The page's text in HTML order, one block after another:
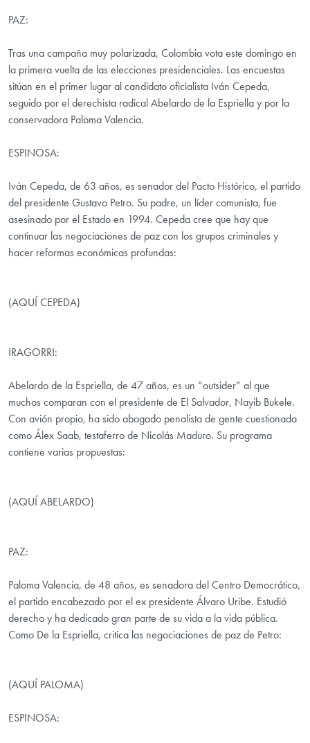
PAZ:
Tras una campaña muy polarizada, Colombia vota este domingo en
la primera vuelta de las elecciones presidenciales. Las encuestas
sitúan en el primer lugar al candidato oficialista Iván Cepeda,
seguido por el derechista radical Abelardo de la Espriella y por la
conservadora Paloma Valencia.
ESPINOSA:
Iván Cepeda, de 63 años, es senador del Pacto Histórico, el partido
del presidente Gustavo Petro. Su padre, un líder comunista, fue
asesinado por el Estado en 1994. Cepeda cree que hay que
continuar las negociaciones de paz con los grupos criminales y
hacer reformas económicas profundas:
(AQUÍ CEPEDA)
IRAGORRI:
Abelardo de la Espriella, de 47 años, es un “outsider” al que
muchos comparan con el presidente de El Salvador, Nayib Bukele.
Con avión propio, ha sido abogado penalista de gente cuestionada
como Álex Saab, testaferro de Nicolás Maduro. Su programa
contiene varias propuestas:
(AQUÍ ABELARDO)
PAZ:
Paloma Valencia, de 48 años, es senadora del Centro Democrático,
el partido encabezado por el ex presidente Álvaro Uribe. Estudió
derecho y ha dedicado gran parte de su vida a la vida pública.
Como De la Espriella, critica las negociaciones de paz de Petro:
(AQUÍ PALOMA)
ESPINOSA: